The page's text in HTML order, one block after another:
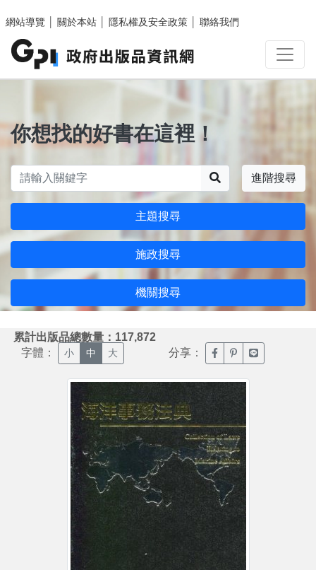
網站導覽
關於本站 隱私權及安全政策 聯絡我們
你想找的好書在這裡！
進階搜尋
主題搜尋
施政搜尋
機關搜尋
累計出版品總數量：117,872
字體： 小 中 大 分享： 臉書分享(另開新視窗)
噗浪分享(另開新
Line分享(另